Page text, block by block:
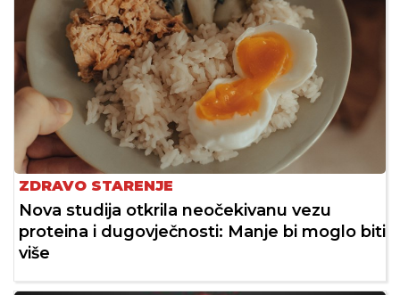
ZDRAVO STARENJE
Nova studija otkrila neočekivanu vezu
proteina i dugovječnosti: Manje bi moglo biti
više